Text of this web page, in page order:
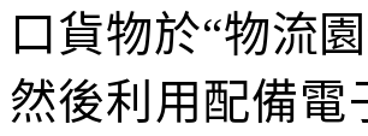
口貨物於“物流
然後利用配備電